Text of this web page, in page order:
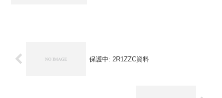
保護中: 2R1ZZC資料